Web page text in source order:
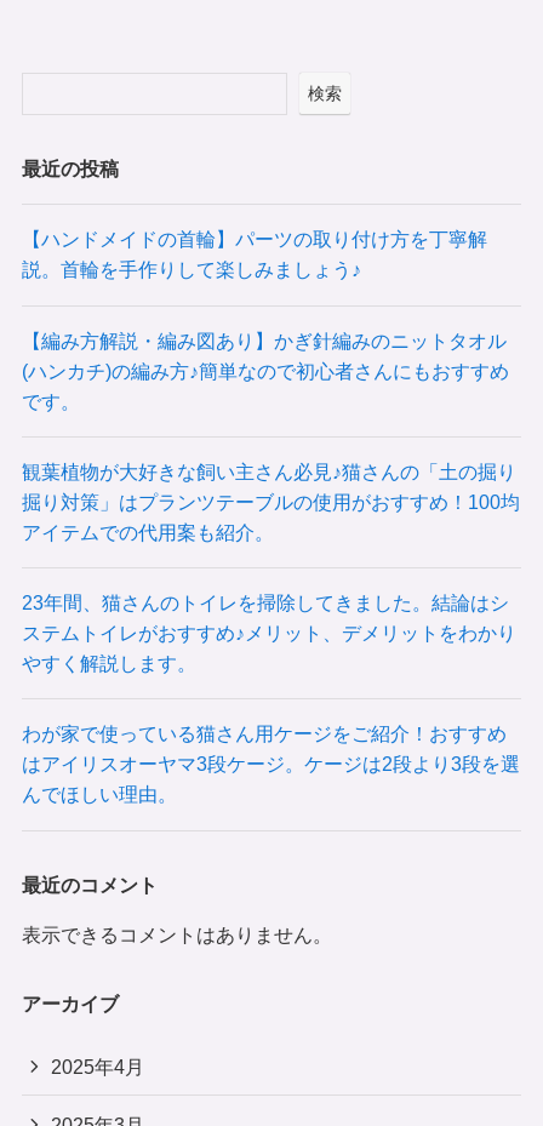
検索
最近の投稿
【ハンドメイドの首輪】パーツの取り付け方を丁寧解
説。首輪を手作りして楽しみましょう♪
【編み方解説・編み図あり】かぎ針編みのニットタオル
(ハンカチ)の編み方♪簡単なので初心者さんにもおすすめ
です。
観葉植物が大好きな飼い主さん必見♪猫さんの「土の掘り
掘り対策」はプランツテーブルの使用がおすすめ！100均
アイテムでの代用案も紹介。
23年間、猫さんのトイレを掃除してきました。結論はシ
ステムトイレがおすすめ♪メリット、デメリットをわかり
やすく解説します。
わが家で使っている猫さん用ケージをご紹介！おすすめ
はアイリスオーヤマ3段ケージ。ケージは2段より3段を選
んでほしい理由。
最近のコメント
表示できるコメントはありません。
アーカイブ
2025年4月